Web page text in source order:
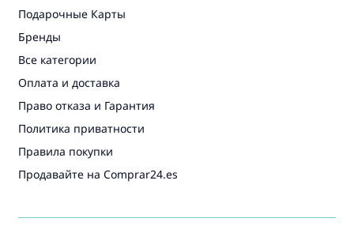
Подарочные Карты
Бренды
Все категории
Оплата и доставка
Право отказа и Гарантия
Политика приватности
Правила покупки
Продавайте на Comprar24.es